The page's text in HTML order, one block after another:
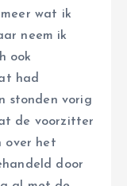
wat ik
neem ik
ook
had
stonden vorig
de voorzitter
over het
door